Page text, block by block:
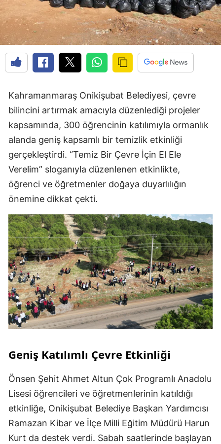
Kahramanmaraş Onikişubat Belediyesi, çevre
bilincini artırmak amacıyla düzenlediği projeler
kapsamında, 300 öğrencinin katılımıyla ormanlık
alanda geniş kapsamlı bir temizlik etkinliği
gerçekleştirdi. “Temiz Bir Çevre İçin El Ele
Verelim” sloganıyla düzenlenen etkinlikte,
öğrenci ve öğretmenler doğaya duyarlılığın
önemine dikkat çekti.
Geniş Katılımlı Çevre Etkinliği
Önsen Şehit Ahmet Altun Çok Programlı Anadolu
Lisesi öğrencileri ve öğretmenlerinin katıldığı
etkinliğe, Onikişubat Belediye Başkan Yardımcısı
Ramazan Kibar ve İlçe Milli Eğitim Müdürü Harun
Kurt da destek verdi. Sabah saatlerinde başlayan